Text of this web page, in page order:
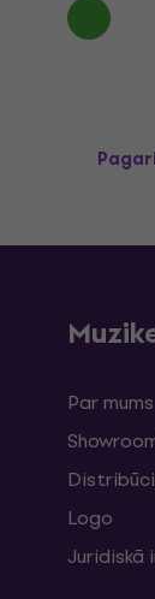
Par mums
Logo
Juridiskā